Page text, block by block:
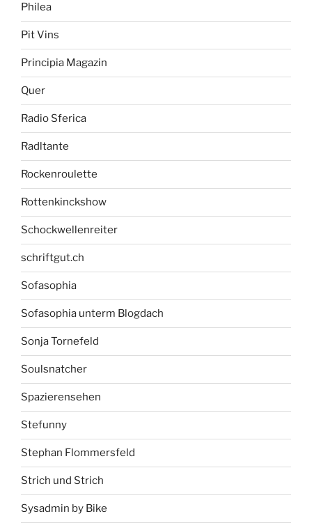
Philea
Pit Vins
Principia Magazin
Quer
Radio Sferica
Radltante
Rockenroulette
Rottenkinckshow
Schockwellenreiter
schriftgut.ch
Sofasophia
Sofasophia unterm Blogdach
Sonja Tornefeld
Soulsnatcher
Spazierensehen
Stefunny
Stephan Flommersfeld
Strich und Strich
Sysadmin by Bike